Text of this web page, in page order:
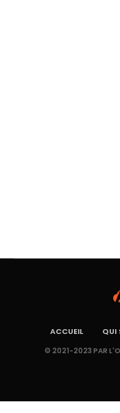
ACCUEIL QUI
© 2021-2023 PAR